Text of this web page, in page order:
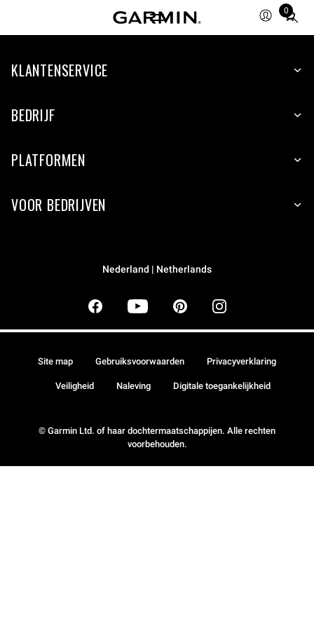
0
Total
items
cart:
KLANTENSERVICE
BEDRIJF
PLATFORMEN
VOOR BEDRIJVEN
Nederland | Netherlands
© Garmin Ltd. of haar dochtermaatschappijen. Alle rechten
voorbehouden.
Site map Gebruiksvoorwaarden Privacyverklaring
Veiligheid Naleving Digitale toegankelijkheid